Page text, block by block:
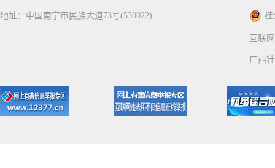
地址：中国南宁市民族大道73号(530022) 桂
互联
广西